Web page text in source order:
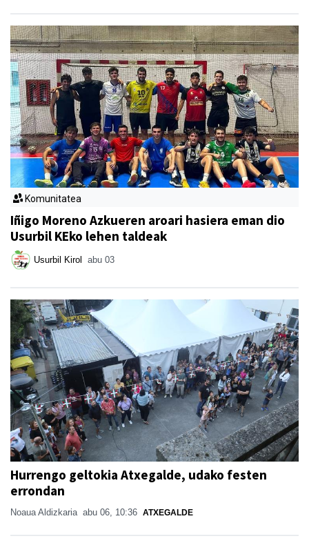
Komunitatea
Iñigo Moreno Azkueren aroari hasiera eman dio
Usurbil KEko lehen taldeak
Usurbil Kirol abu 03
Hurrengo geltokia Atxegalde, udako festen
errondan
Noaua Aldizkaria abu 06, 10:36 ATXEGALDE